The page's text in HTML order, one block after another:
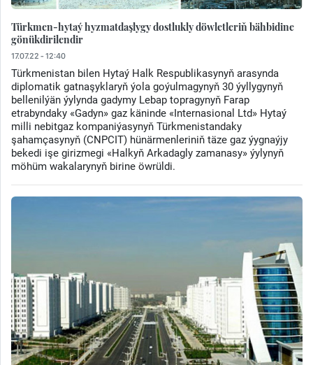
Türkmen-hytaý hyzmatdaşlygy dostlukly döwletleriň bähbidine
gönükdirilendir
17.07.22 - 12:40
Türkmenistan bilen Hytaý Halk Respublikasynyň arasynda
diplomatik gatnaşyklaryň ýola goýulmagynyň 30 ýyllygynyň
bellenilýän ýylynda gadymy Lebap topragynyň Farap
etrabyndaky «Gadyn» gaz käninde «Internasional Ltd» Hytaý
milli nebitgaz kompaniýasynyň Türkmenistandaky
şahamçasynyň (CNPCIT) hünärmenleriniň täze gaz ýygnaýjy
bekedi işe girizmegi «Halkyň Arkadagly zamanasy» ýylynyň
möhüm wakalarynyň birine öwrüldi.